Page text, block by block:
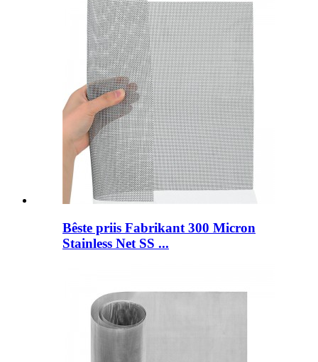
Bêste priis Fabrikant 300 Micron
Stainless Net SS ...